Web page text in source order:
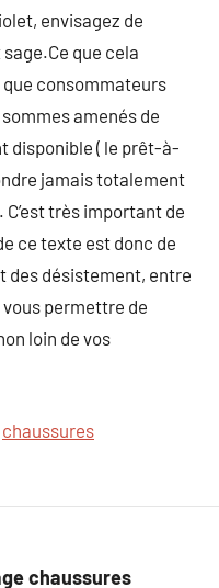
envisagez de
que cela
que consommateurs
amenés de
disponible ( le prêt-à-
jamais totalement
très important de
ce texte est donc de
des désistement, entre
permettre de
loin de vos
chaussures
chaussures